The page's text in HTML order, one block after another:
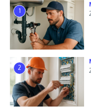
1
2